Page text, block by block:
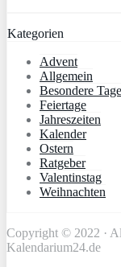
Kategorien
Advent
Allgemein
Besondere Tage
Feiertage
Jahreszeiten
Kalender
Ostern
Ratgeber
Valentinstag
Weihnachten
Copyright © 2022 ·
Kalendarium24.de